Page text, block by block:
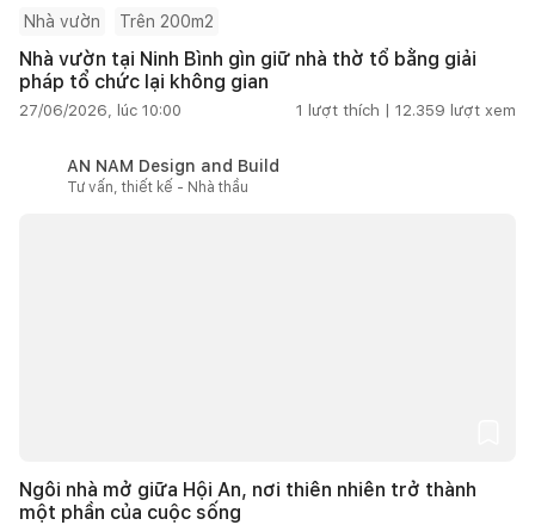
Nhà vườn Trên 200m2
Nhà vườn tại Ninh Bình gìn giữ nhà thờ tổ bằng giải
pháp tổ chức lại không gian
27/06/2026, lúc 10:00 1 lượt thích | 12.359 lượt xem
AN NAM Design and Build
Tư vấn, thiết kế - Nhà thầu
Ngôi nhà mở giữa Hội An, nơi thiên nhiên trở thành
một phần của cuộc sống